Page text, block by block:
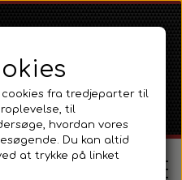
fra tredjeparter til
til
hvordan vores
Du kan altid
at trykke på linket